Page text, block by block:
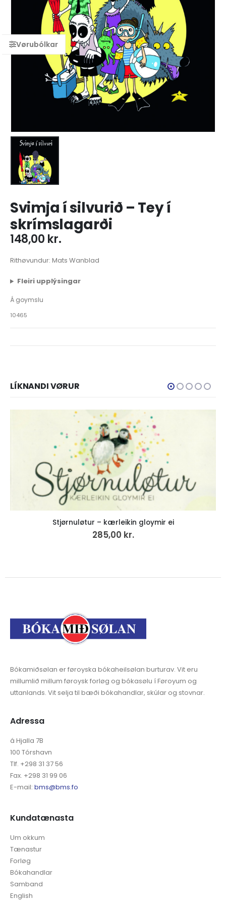
Svimja í silvurið – Tey í
skrímslagarði
148,00 kr.
Rithøvundur: Mats Wanblad
Fleiri upplýsingar
Á goymslu
10465
LÍKNANDI VØRUR
Stjørnuløtur – kærleikin gloymir ei
285,00 kr.
Bókamiðsølan er føroyska bókaheilsølan burturav. Vit eru
millumlið millum føroysk forløg og bókasølu í Føroyum og
uttanlands. Vit selja til bæði bókahandlar, skúlar og stovnar.
Adressa
á Hjalla 7B
100 Tórshavn
Tlf. +298 31 37 56
Fax. +298 31 99 06
E-mail: bms@bms.fo
Kundatænasta
Um okkum
Tænastur
Forløg
Bókahandlar
Samband
English